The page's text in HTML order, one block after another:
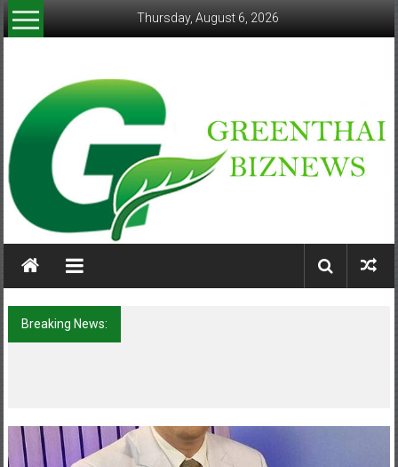
Skip
to
Thursday, August 6, 2026
greenthaibiznews.com
Breaking News: